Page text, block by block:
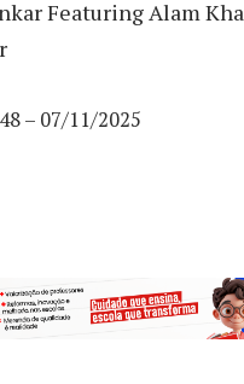
Featuring Alam
– 07/11/2025